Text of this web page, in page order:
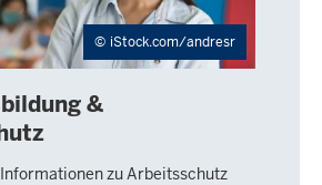
iStock.com/andresr
&
zu Arbeitsschutz